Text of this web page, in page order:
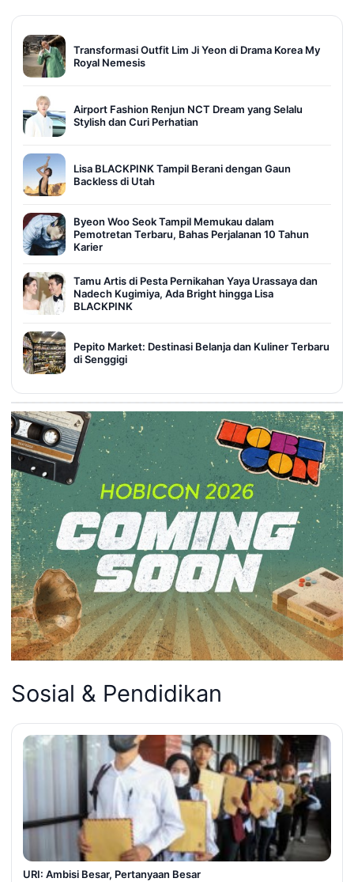
Transformasi Outfit Lim Ji Yeon di Drama Korea My
Royal Nemesis
Airport Fashion Renjun NCT Dream yang Selalu
Stylish dan Curi Perhatian
Lisa BLACKPINK Tampil Berani dengan Gaun
Backless di Utah
Byeon Woo Seok Tampil Memukau dalam
Pemotretan Terbaru, Bahas Perjalanan 10 Tahun
Karier
Tamu Artis di Pesta Pernikahan Yaya Urassaya dan
Nadech Kugimiya, Ada Bright hingga Lisa
BLACKPINK
Pepito Market: Destinasi Belanja dan Kuliner Terbaru
di Senggigi
Sosial & Pendidikan
URI: Ambisi Besar, Pertanyaan Besar